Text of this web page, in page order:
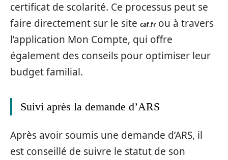
certificat de scolarité. Ce processus peut se
faire directement sur le site caf.frou à travers
l’application Mon Compte, qui offre
également des conseils pour optimiser leur
budget familial.
Suivi après la demande d’ARS
Après avoir soumis une demande d’ARS, il
est conseillé de suivre le statut de son